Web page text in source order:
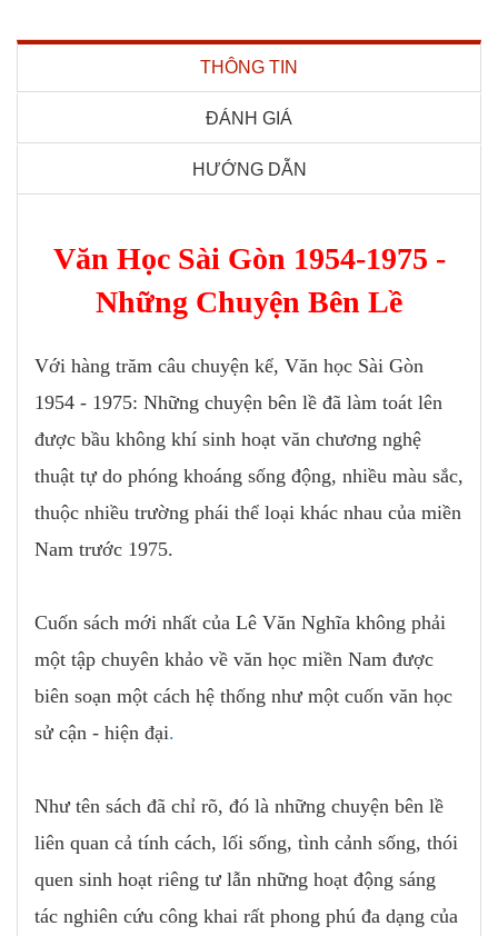
THÔNG TIN
ĐÁNH GIÁ
HƯỚNG DẪN
Văn Học Sài Gòn 1954-1975 -
Những Chuyện Bên Lề
Với hàng trăm câu chuyện kể, Văn học Sài Gòn
1954 - 1975: Những chuyện bên lề đã làm toát lên
được bầu không khí sinh hoạt văn chương nghệ
thuật tự do phóng khoáng sống động, nhiều màu sắc,
thuộc nhiều trường phái thể loại khác nhau của miền
Nam trước 1975.
Cuốn sách mới nhất của Lê Văn Nghĩa không phải
một tập chuyên khảo về văn học miền Nam được
biên soạn một cách hệ thống như một cuốn văn học
sử cận - hiện đại.
Như tên sách đã chỉ rõ, đó là những chuyện bên lề
liên quan cả tính cách, lối sống, tình cảnh sống, thói
quen sinh hoạt riêng tư lẫn những hoạt động sáng
tác nghiên cứu công khai rất phong phú đa dạng của